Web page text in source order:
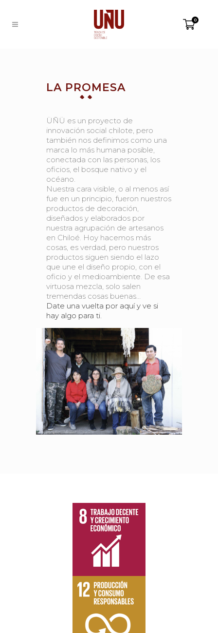
0
LA PROMESA
ÜÑÜ es un proyecto de
innovación social chilote, pero
también nos definimos como una
marca lo más humana posible,
conectada con las personas, los
oficios, el bosque nativo y el
océano.
Nuestra cara visible, o al menos así
fue en un principio, fueron nuestros
productos de decoración,
diseñados y elaborados por
nuestra agrupación de artesanos
en Chiloé. Hoy hacemos más
cosas, es verdad, pero nuestros
productos siguen siendo el lazo
que une el diseño propio, con el
oficio y el medioambiente. De esa
virtuosa mezcla, solo salen
tremendas cosas buenas…
Date una vuelta por aquí y ve si
hay algo para ti.